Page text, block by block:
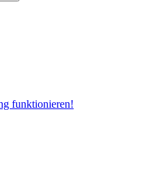
funktionieren!